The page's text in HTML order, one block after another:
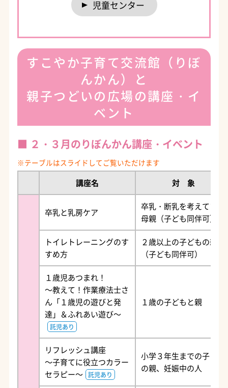
児童センター
すこやか子育て交流館（りぼ
んかん）と
親子つどいの広場の講座・イ
ベント
２・３月のりぼんかん講座・イベント
講座名 対 象
卒乳と乳房ケア
卒乳・断乳を考えている
母親（子ども同伴可）
トイレトレーニングのす
すめ方
２歳以上の子どもの親
（子ども同伴可）
１歳児あつまれ！
～教えて！作業療法士さ
ん「１歳児の遊びと発
達」＆ふれあい遊び～
託児あり
１歳の子どもと親
リフレッシュ講座
～子育てに役立つカラー
セラピー～
託児あり
小学３年生までの子ども
の親、妊娠中の人